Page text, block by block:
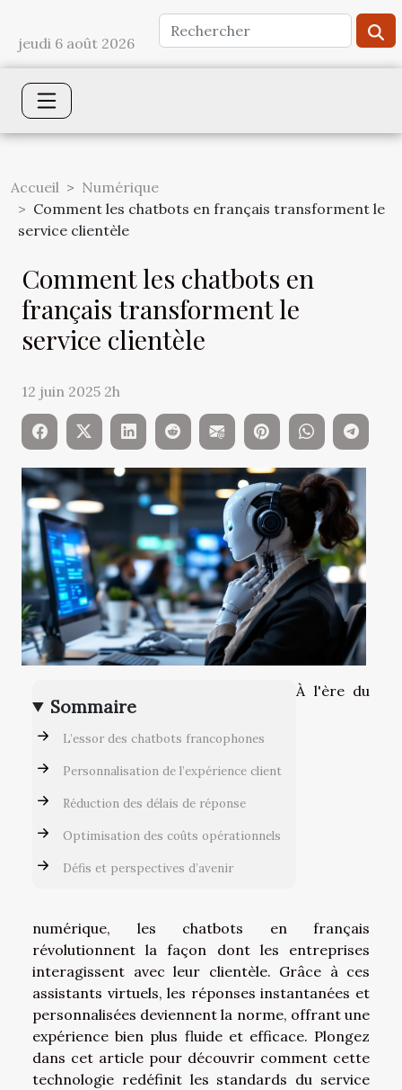
jeudi 6 août 2026
Accueil
Numérique
Comment les chatbots en français transforment le
service clientèle
Comment les chatbots en
français transforment le
service clientèle
12 juin 2025 2h
Sommaire
L’essor des chatbots francophones
Personnalisation de l’expérience client
Réduction des délais de réponse
Optimisation des coûts opérationnels
Défis et perspectives d’avenir
À l'ère du
numérique, les chatbots en français
révolutionnent la façon dont les entreprises
interagissent avec leur clientèle. Grâce à ces
assistants virtuels, les réponses instantanées et
personnalisées deviennent la norme, offrant une
expérience bien plus fluide et efficace. Plongez
dans cet article pour découvrir comment cette
technologie redéfinit les standards du service